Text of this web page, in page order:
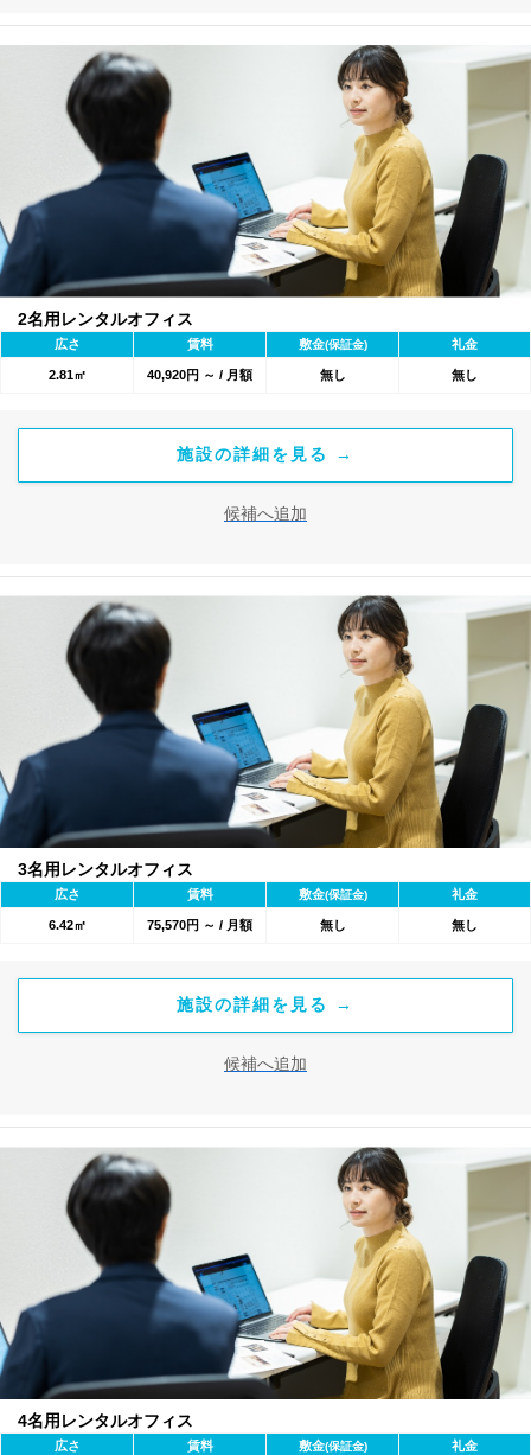
2名用レンタルオフィス
広さ 賃料 敷金(保証金) 礼金
2.81㎡ 40,920円 ～ / 月額 無し 無し
施設の詳細を見る →
候補へ追加
3名用レンタルオフィス
広さ 賃料 敷金(保証金) 礼金
6.42㎡ 75,570円 ～ / 月額 無し 無し
施設の詳細を見る →
候補へ追加
4名用レンタルオフィス
広さ 賃料 敷金(保証金) 礼金